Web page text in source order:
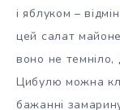
і яблуком –
цей салат
воно не
Цибулю можна
бажанні